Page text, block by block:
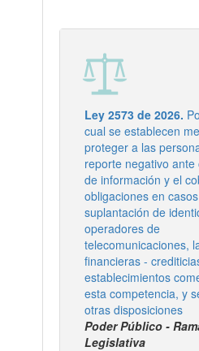
Ley 2573 de 2026.
cual se establecen
proteger a las
reporte negativo
de información y el
obligaciones en
suplantación de
operadores de
telecomunicaciones,
financieras -
establecimientos
esta competencia, y
otras disposiciones
Poder Público -
Legislativa